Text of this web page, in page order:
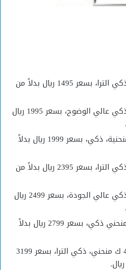
شاشة عرض 40 بوصة، ذكي الترا، بسعر 1495 ريال بدلاً من
شاشة عرض 49 بوصة، ذكي عالي الوضوح، بسعر 1995 ريال
شاشة عرض 49 بوصة منحنية، ذكي، بسعر 1999 ريال بدلاً
شاشة عرض 50 بوصة، ذكي الترا، بسعر 2395 ريال بدلاً من
شاشة عرض 55 بوصة، ذكي عالي الجودة، بسعر 2499 ريال
شاشة عرض 55 بوصة، منحني ذكي، بسعر 2799 ريال بدلاً
شاشة عرض 55 بوصة، 4 ك منحني، ذكي الترا، بسعر 3199